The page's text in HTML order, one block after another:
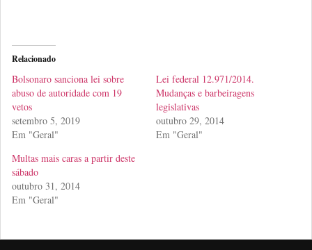
Relacionado
Bolsonaro sanciona lei sobre
abuso de autoridade com 19
vetos
setembro 5, 2019
Em "Geral"
Lei federal 12.971/2014.
Mudanças e barbeiragens
legislativas
outubro 29, 2014
Em "Geral"
Multas mais caras a partir deste
sábado
outubro 31, 2014
Em "Geral"